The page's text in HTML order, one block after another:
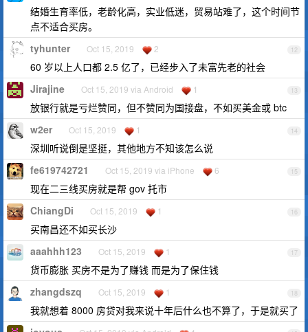
结婚生育率低，老龄化高，实业低迷，贸易站难了，这个时间节
点不适合买房。
12
tyhunter Oct 15, 2019 2
60 岁以上人口都 2.5 亿了，已经步入了未富先老的社会
13
Jirajine Oct 15, 2019 via Android 1
放银行就是亏烂赞同，但不赞同为国接盘，不如买美金或 btc
14
w2er Oct 15, 2019 1
深圳听说倒是坚挺，其他地方不知该怎么说
15
fe619742721 Oct 15, 2019 via iPhone 6
现在二三线买房就是帮 gov 托市
16
ChiangDi Oct 15, 2019 1
买南昌还不如买长沙
17
aaahhh123 Oct 15, 2019 1
货币膨胀 买房不是为了赚钱 而是为了保住钱
18
zhangdszq Oct 15, 2019 1
我就想着 8000 房贷对我来说十年后什么也不算了，于是就买了